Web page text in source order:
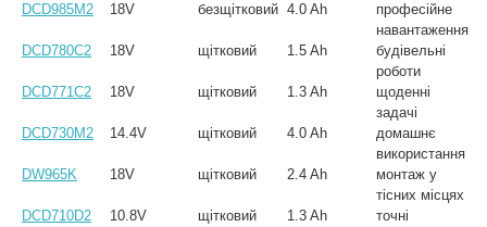
DCD985M2
18V безщітковий 4.0 Ah
професійне
навантаження
DCD780C2
18V щітковий 1.5 Ah
будівельні
роботи
DCD771C2
18V щітковий 1.3 Ah
щоденні
задачі
DCD730M2
14.4V щітковий 4.0 Ah
домашнє
використання
DW965K
18V щітковий 2.4 Ah
монтаж у
тісних місцях
DCD710D2
10.8V щітковий 1.3 Ah
точні